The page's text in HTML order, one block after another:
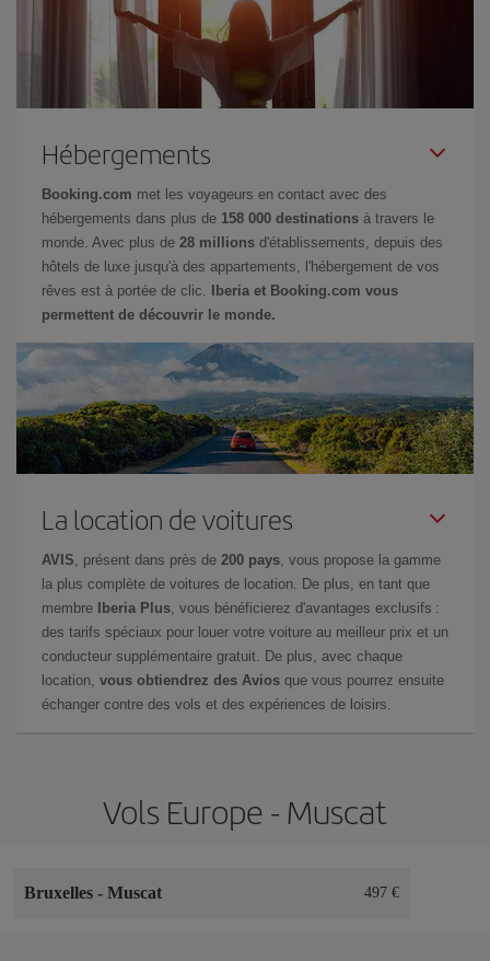
Hébergements
Booking.com met les voyageurs en contact avec des
hébergements dans plus de 158 000 destinations à travers le
monde. Avec plus de 28 millions d'établissements, depuis des
hôtels de luxe jusqu'à des appartements, l'hébergement de vos
rêves est à portée de clic.
Iberia et Booking.com vous
permettent de découvrir le monde.
La location de voitures
AVIS , présent dans près de 200 pays , vous propose la gamme
la plus complète de voitures de location. De plus, en tant que
membre
Iberia Plus , vous bénéficierez d'avantages exclusifs :
des tarifs spéciaux pour louer votre voiture au meilleur prix et un
conducteur supplémentaire gratuit. De plus, avec chaque
location, vous obtiendrez des Avios que vous pourrez ensuite
échanger contre des vols et des expériences de loisirs.
Vols Europe - Muscat
Bruxelles - Muscat 497 €